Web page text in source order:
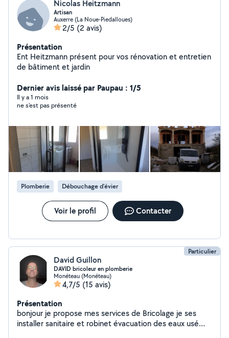
Nicolas Heitzmann
Artisan
Auxerre (La Noue-Piedalloues)
2/5 (2 avis)
Présentation
Ent Heitzmann présent pour vos rénovation et entretien
de bâtiment et jardin
Dernier avis laissé par Paupau : 1/5
Il y a 1 mois
ne s'est pas présenté
Plomberie Débouchage d'évier
Voir le profil Contacter
Particulier
David Guillon
DAVID bricoleur en plomberie
Monéteau (Monéteau)
4,7/5 (15 avis)
Présentation
bonjour je propose mes services de Bricolage je ses
installer sanitaire et robinet évacuation des eaux usé